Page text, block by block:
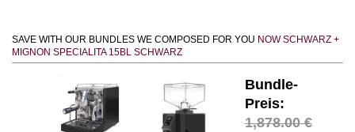
SAVE WITH OUR BUNDLES WE COMPOSED FOR YOU NOW SCHWARZ +
MIGNON SPECIALITA 15BL SCHWARZ
Bundle-
Preis:
1,878.00€